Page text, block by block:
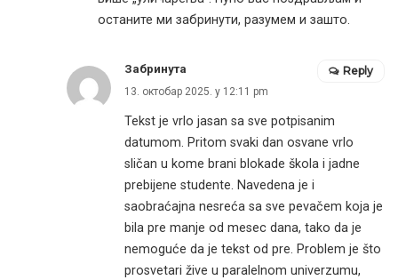
останите ми забринути, разумем и зашто.
Забринута
13. октобар 2025. у 12:11 pm
Tekst je vrlo jasan sa sve potpisanim
datumom. Pritom svaki dan osvane vrlo
sličan u kome brani blokade škola i jadne
prebijene studente. Navedena je i
saobraćajna nesreća sa sve pevačem koja je
bila pre manje od mesec dana, tako da je
nemoguće da je tekst od pre. Problem je što
prosvetari žive u paralelnom univerzumu,
Reply